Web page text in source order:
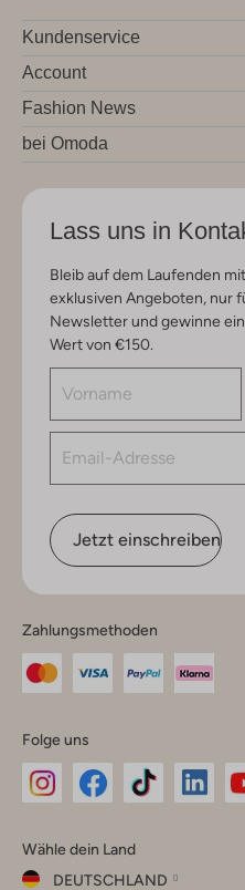
Kundenservice
Account
Fashion News
bei Omoda
Lass uns in
Bleib auf dem Laufenden
exklusiven Angeboten, nur
Newsletter und gewinne
Wert von €150.
Jetzt einschreiben
Zahlungsmethoden
Folge uns
Instagram
Facebook
TikTok
Wähle dein Land
DEUTSCHLAND